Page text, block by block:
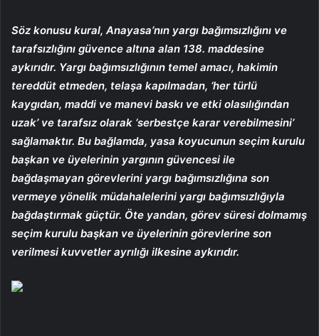
Söz konusu kural, Anayasa’nın yargı bağımsızlığını ve
tarafsızlığını güvence altına alan 138. maddesine
aykırıdır. Yargı bağımsızlığının temel amacı, hakimin
tereddüt etmeden, telaşa kapılmadan, ‘her türlü
kaygıdan, maddi ve manevi baskı ve etki olasılığından
uzak’ ve tarafsız olarak ‘serbestçe karar verebilmesini’
sağlamaktır. Bu bağlamda, yasa koyucunun seçim kurulu
başkan ve üyelerinin yargının güvencesi ile
bağdaşmayan görevlerini yargı bağımsızlığına son
vermeye yönelik müdahalelerini yargı bağımsızlığıyla
bağdaştırmak güçtür. Öte yandan, görev süresi dolmamış
seçim kurulu başkan ve üyelerinin görevlerine son
verilmesi kuvvetler ayrılığı ilkesine aykırıdır.